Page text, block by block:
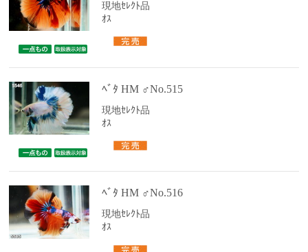
現地ｾﾚｸﾄ品
ｵｽ
ﾍﾞﾀ HM ♂No.515
現地ｾﾚｸﾄ品
ｵｽ
ﾍﾞﾀ HM ♂No.516
現地ｾﾚｸﾄ品
ｵｽ